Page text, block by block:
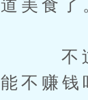
道美食了
不过就
能不赚钱